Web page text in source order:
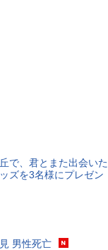
で、君とまた出会いた
ズを3名様にプレゼン
男性死亡